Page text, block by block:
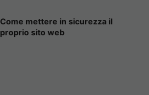
Come mettere in sicurezza il
proprio sito web